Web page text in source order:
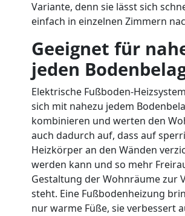
Variante, denn sie lässt sich
einfach in einzelnen Zimmern
Geeignet für
jeden
Elektrische Fußboden-
sich mit nahezu jedem
kombinieren und werten den
auch dadurch auf, dass auf
Heizkörper an den Wänden
werden kann und so mehr
Gestaltung der Wohnräume zur
steht. Eine Fußbodenheizung
nur warme Füße, sie verbessert